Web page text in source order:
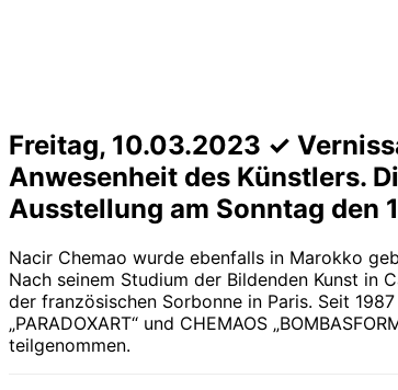
Freitag, 10.03.2023 ✓
Anwesenheit des Künstlers.
Ausstellung am Sonntag den
Nacir Chemao wurde ebenfalls in Marokko
Nach seinem Studium der Bildenden Kunst in
der französischen Sorbonne in Paris. Seit
„PARADOXART“ und CHEMAOS
teilgenommen.